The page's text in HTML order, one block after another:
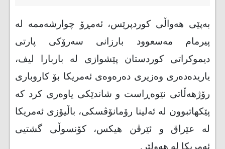
بەپێی هەواڵی کوردپرێس، ئەمڕۆ چوارشەممە لە
پیرمام مەسعوود بارزانی سەرۆکی پارتی
دیموکراتی کوردستان پێشوازی لە باربارا لیف،
یاریدەدەری وەزیری دەرەوەی ئەمریكا بۆ كاروباری
رۆژهەڵاتی نێوەڕاست و شاندێكی یاوەری كرد كە
پێكهاتبوون لە ئەلینا رۆمانۆڤسکی، باڵیۆزی ئەمریكا
لە عێراق و ئێرڤن هیكس، كۆنسوڵی گشتیی